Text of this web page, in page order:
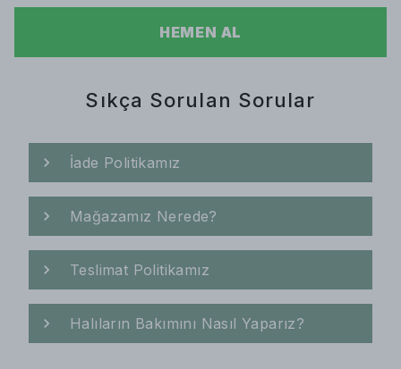
HEMEN AL
Sıkça Sorulan Sorular
İade Politikamız
Mağazamız Nerede?
Teslimat Politikamız
Halıların Bakımını Nasıl Yaparız?